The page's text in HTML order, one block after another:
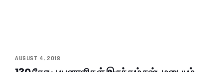
AUGUST 4, 2018